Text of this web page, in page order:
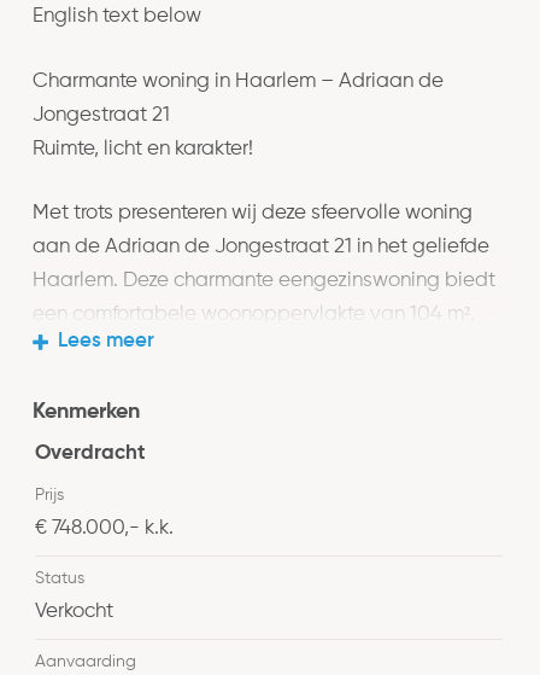
English text below
Charmante woning in Haarlem – Adriaan de
Jongestraat 21
Ruimte, licht en karakter!
Met trots presenteren wij deze sfeervolle woning
aan de Adriaan de Jongestraat 21 in het geliefde
Haarlem. Deze charmante eengezinswoning biedt
een comfortabele woonoppervlakte van 104 m²,
Perfect voor wie op zoek is naar een thuis in een
handbereik.
Entree, hal met granito vloer en tochtdeur, toilet met
voorzien van een fraaie pvc visgraat vloer met
vloerverwarming en grote ramen, biedt een
gezellige plek om te ontspannen. De open keuken
Lees meer
Kenmerken
Overdracht
Prijs
€ 748.000,- k.k.
Status
Verkocht
Aanvaarding